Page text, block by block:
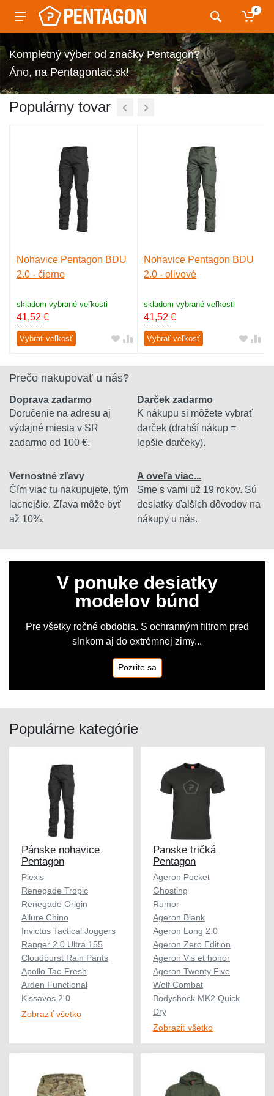
0
výber od značky Pentagon?
Áno, na Pentagontac.sk!
Populárny tovar
Nohavice Pentagon BDU
2.0 - čierne
skladom vybrané veľkosti
41,52 €
Vybrať veľkosť
Nohavice Pentagon BDU
2.0 - olivové
skladom vybrané veľkosti
41,52 €
Vybrať veľkosť
Prečo nakupovať u nás?
Doprava zadarmo
Doručenie na adresu aj
výdajné miesta v SR
zadarmo od 100 €.
Darček zadarmo
K nákupu si môžete vybrať
darček (drahší nákup =
lepšie darčeky).
Vernostné zľavy
Čím viac tu nakupujete, tým
lacnejšie. Zľava môže byť
až 10%.
A oveľa viac...
Sme s vami už 19 rokov. Sú
desiatky ďalších dôvodov na
nákupy u nás.
V ponuke desiatky
modelov búnd
Pre všetky ročné obdobia. S ochranným filtrom pred
slnkom aj do extrémnej zimy...
Pozrite sa
Populárne kategórie
Pánske nohavice
Pentagon
Plexis
Renegade Tropic
Renegade Origin
Allure Chino
Invictus Tactical Joggers
Ranger 2.0 Ultra 155
Cloudburst Rain Pants
Apollo Tac-Fresh
Arden Functional
Kissavos 2.0
Zobraziť všetko
Panske tričká
Pentagon
Ageron Pocket
Ghosting
Rumor
Ageron Blank
Ageron Long 2.0
Ageron Zero Edition
Ageron Vis et honor
Ageron Twenty Five
Wolf Combat
Bodyshock MK2 Quick
Dry
Zobraziť všetko